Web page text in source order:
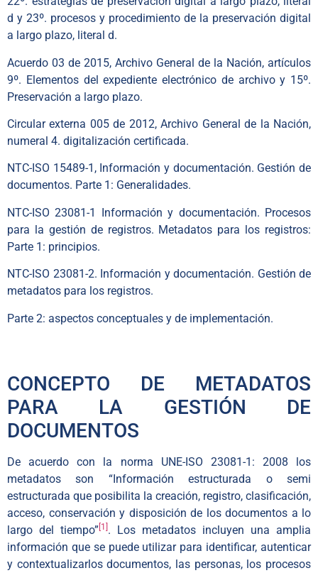
d y 23º. procesos y procedimiento de la preservación digital
a largo plazo, literal d.
Acuerdo 03 de 2015, Archivo General de la Nación, artículos
9º. Elementos del expediente electrónico de archivo y 15º.
Preservación a largo plazo.
Circular externa 005 de 2012, Archivo General de la Nación,
numeral 4. digitalización certificada.
NTC-ISO 15489-1, Información y documentación. Gestión de
documentos. Parte 1: Generalidades.
NTC-ISO 23081-1 Información y documentación. Procesos
para la gestión de registros. Metadatos para los registros:
Parte 1: principios.
NTC-ISO 23081-2. Información y documentación. Gestión de
metadatos para los registros.
Parte 2: aspectos conceptuales y de implementación.
CONCEPTO DE METADATOS
PARA LA GESTIÓN DE
DOCUMENTOS
De acuerdo con la norma UNE-ISO 23081-1: 2008 los
metadatos son “Información estructurada o semi
estructurada que posibilita la creación, registro, clasificación,
acceso, conservación y disposición de los documentos a lo
largo del tiempo” [1] . Los metadatos incluyen una amplia
información que se puede utilizar para identificar, autenticar
y contextualizarlos documentos, las personas, los procesos